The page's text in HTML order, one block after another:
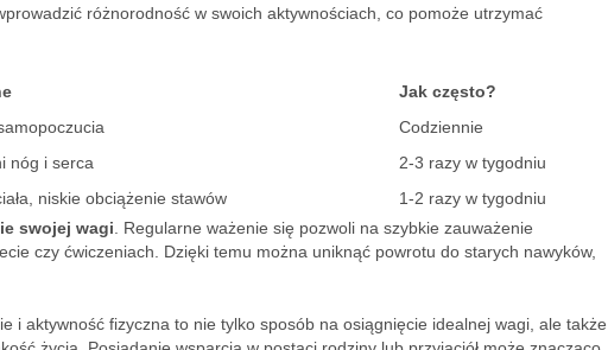
różnorodność w swoich aktywnościach, co pomoże utrzymać
Jak często?
Codziennie
nóg i serca
2-3 razy w tygodniu
niskie obciążenie stawów
1-2 razy w tygodniu
swojej wagi . Regularne ważenie się pozwoli na szybkie zauważenie
czy ćwiczeniach. Dzięki temu można uniknąć powrotu do starych nawyków,
i aktywność fizyczna to nie tylko sposób na osiągnięcie idealnej wagi, ale także